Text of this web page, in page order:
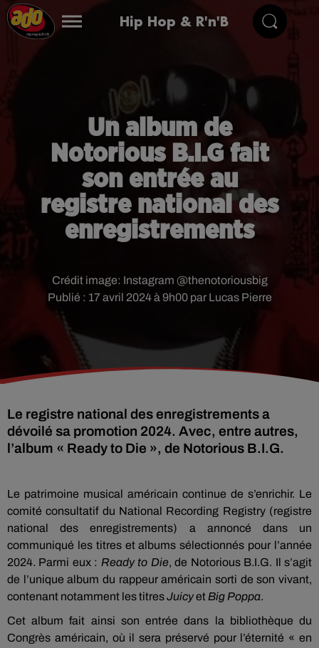
Hip Hop & R'n'B
Un album de
Notorious B.I.G fait
son entrée au
registre national des
enregistrements
Publié : 17 avril 2024 à 9h00 par Lucas Pierre
Crédit image: Instagram @thenotoriousbig
Le registre national des enregistrements a
dévoilé sa promotion 2024. Avec, entre autres,
l’album « Ready to Die », de Notorious B.I.G.
Le patrimoine musical américain continue de s’enrichir. Le
comité consultatif du National Recording Registry (registre
national des enregistrements) a annoncé dans un
communiqué les titres et albums sélectionnés pour l’année
2024. Parmi eux : Ready to Die, de Notorious B.I.G. Il s’agit
de l’unique album du rappeur américain sorti de son vivant,
contenant notamment les titresJuicyet Big Poppa.
Cet album fait ainsi son entrée dans la bibliothèque du
Congrès américain, où il sera préservé pour l’éternité « en